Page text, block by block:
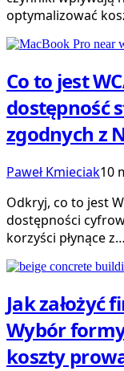
optymalizować
Co to jest
dostępność
zgodnych z
Paweł Kmieciak10
Odkryj, co to jest
dostępności
korzyści płynące z…
Jak założyć
Wybór
koszty